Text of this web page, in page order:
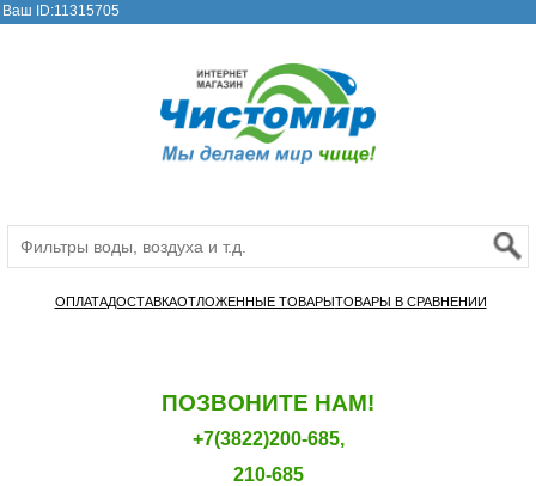
Ваш ID:11315705
ОПЛАТАДОСТАВКАОТЛОЖЕННЫЕ ТОВАРЫТОВАРЫ В СРАВНЕНИИ
ПОЗВОНИТЕ НАМ!
+7(3822)200-685,
210-685